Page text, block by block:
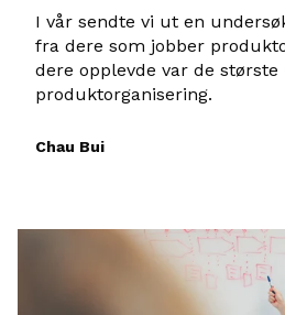
I vår sendte vi ut en
fra dere som jobber
dere opplevde var de
produktorganisering.
Chau Bui